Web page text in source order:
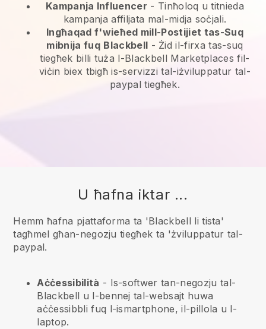
Kampanja Influencer - Tinħoloq u titnieda
kampanja affiljata mal-midja soċjali.
Ingħaqad f'wieħed mill-Postijiet tas-Suq
mibnija fuq Blackbell - Żid il-firxa tas-suq
tiegħek billi tuża l-Blackbell Marketplaces fil-
viċin biex tbigħ is-servizzi tal-iżviluppatur tal-
paypal tiegħek.
U ħafna iktar ...
Hemm ħafna pjattaforma ta 'Blackbell li tista'
tagħmel għan-negozju tiegħek ta 'żviluppatur tal-
paypal.
Aċċessibilità - Is-softwer tan-negozju tal-
Blackbell u l-bennej tal-websajt huwa
aċċessibbli fuq l-ismartphone, il-pillola u l-
laptop.